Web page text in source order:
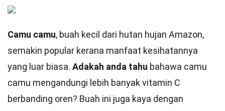
Camu camu, buah kecil dari hutan hujan Amazon,
semakin popular kerana manfaat kesihatannya
yang luar biasa. Adakah anda tahu bahawa camu
camu mengandungi lebih banyak vitamin C
berbanding oren? Buah ini juga kaya dengan